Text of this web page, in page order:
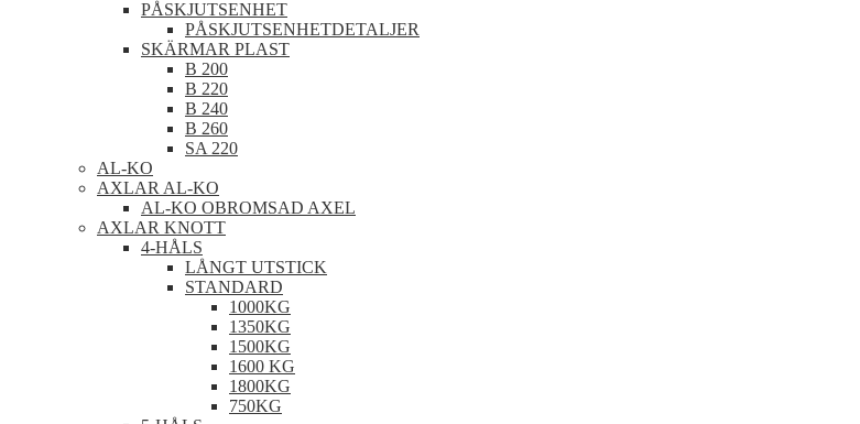
PÅSKJUTSENHET
PÅSKJUTSENHETDETALJER
SKÄRMAR PLAST
B 200
B 220
B 240
B 260
SA 220
AL-KO
AXLAR AL-KO
AL-KO OBROMSAD AXEL
AXLAR KNOTT
4-HÅLS
LÅNGT UTSTICK
STANDARD
1000KG
1350KG
1500KG
1600 KG
1800KG
750KG